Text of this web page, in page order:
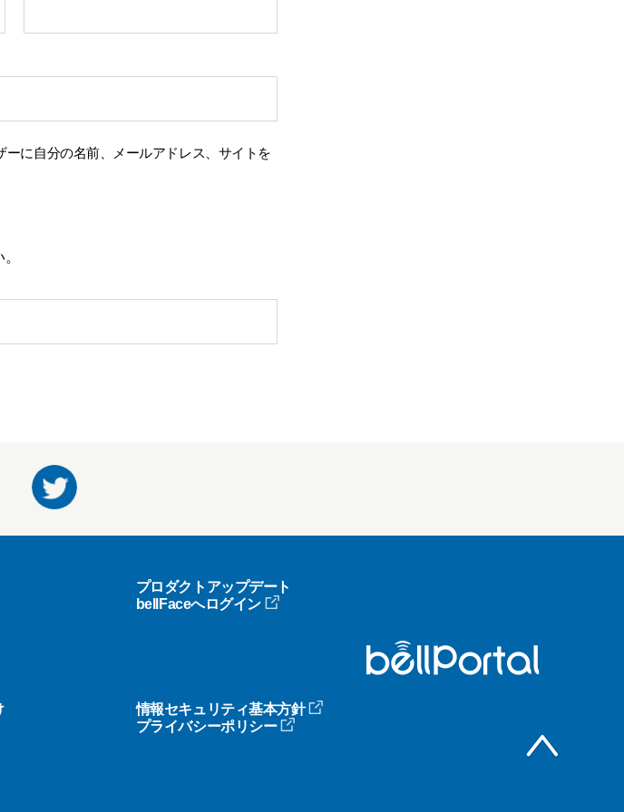
に自分の名前、メールアドレス、サイトを
プロダクトアップデート
bellFaceへログイン
情報セキュリティ基本方針
プライバシーポリシー